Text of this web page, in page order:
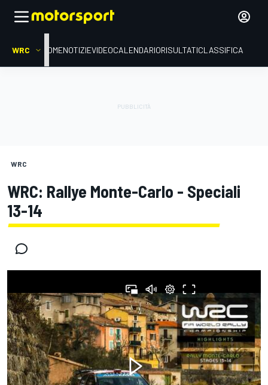
WRC HOMENOTIZIEVIDEOCALENDARIORISULTATICLASSIFICA
WRC
WRC: Rallye Monte-Carlo - Speciali
13-14